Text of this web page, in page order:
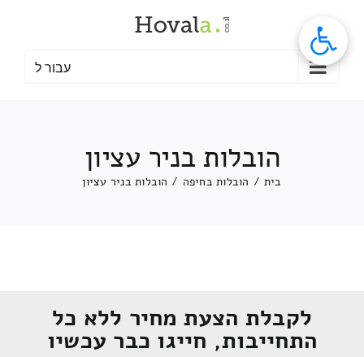
עבור ל
הובלות בניר עציון
בית / הובלות בחיפה / הובלות בניר עציון
לקבלת הצעת מחיר ללא כל
התחייבות, חייגו כבר עכשיו